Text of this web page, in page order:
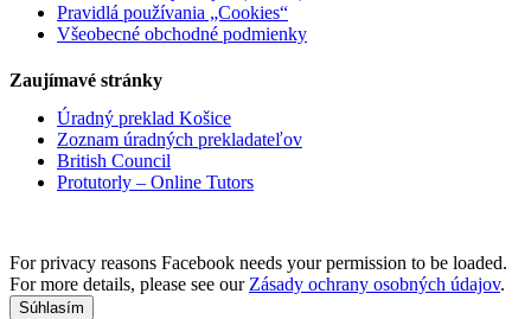
Pravidlá používania „Cookies“
Všeobecné obchodné podmienky
Zaujímavé stránky
Úradný preklad Košice
Zoznam úradných prekladateľov
British Council
Protutorly – Online Tutors
For privacy reasons Facebook needs your permission to be loaded.
For more details, please see our Zásady ochrany osobných údajov.
Súhlasím